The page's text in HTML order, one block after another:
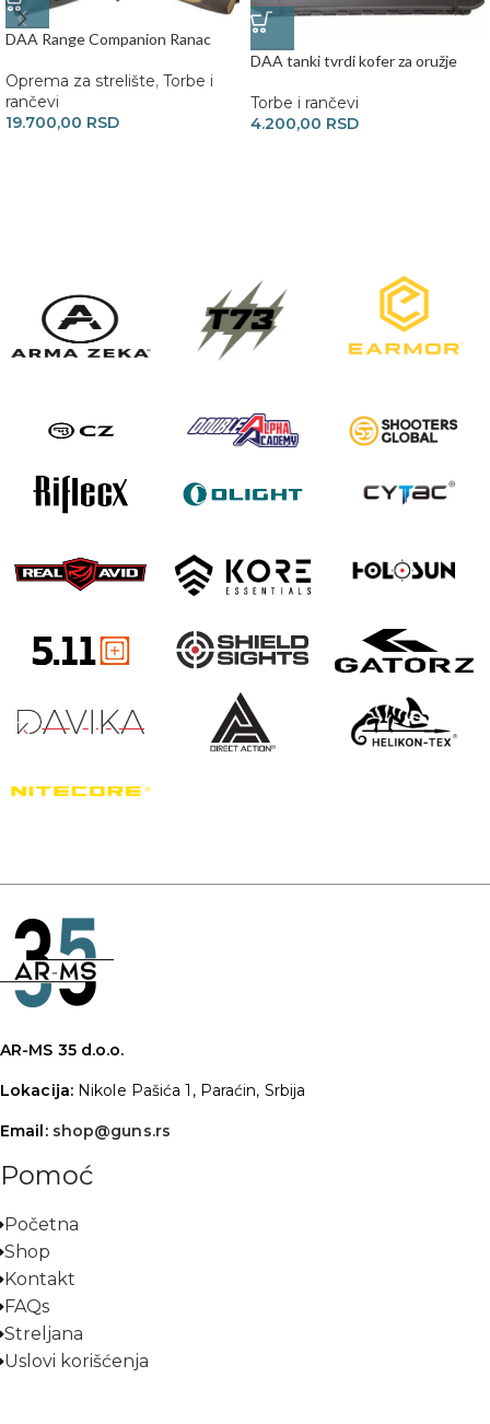
DAA Range Companion Ranac
Oprema za strelište, Torbe i
rančevi
19.700,00 RSD
DAA tanki tvrdi kofer za oružje
Torbe i rančevi
4.200,00 RSD
AR-MS 35 d.o.o.
Lokacija:Nikole Pašića 1, Paraćin, Srbija
Email: shop@guns.rs
Pomoć
Početna
Shop
Kontakt
FAQs
Streljana
Uslovi korišćenja